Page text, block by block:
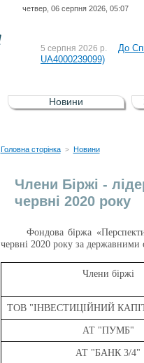
четвер, 06 серпня 2026, 05:07
5 серпня 2026 р.
До
UA4000239099)
5 серпня 2026 р. До
4 серпня 2026 р.
UA4000239099)
Новини
Головна сторінка > Новини
Члени Біржі -
червні 2020 року
Фондова біржа
червні 2020 року за державними
Члени біржі
ТОВ "ІНВЕСТИЦІЙНИЙ
АТ "ПУМБ"
АТ "БАНК 3/4"